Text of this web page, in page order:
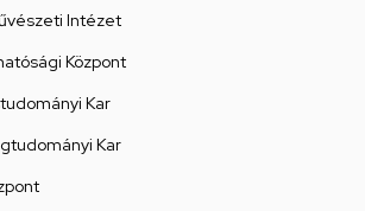
Intézet
Központ
Kar
Kar